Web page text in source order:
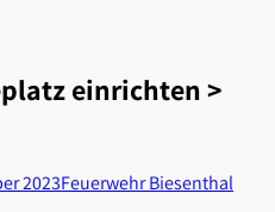
einrichten >
2023Autor
Feuerwehr Biesenthal